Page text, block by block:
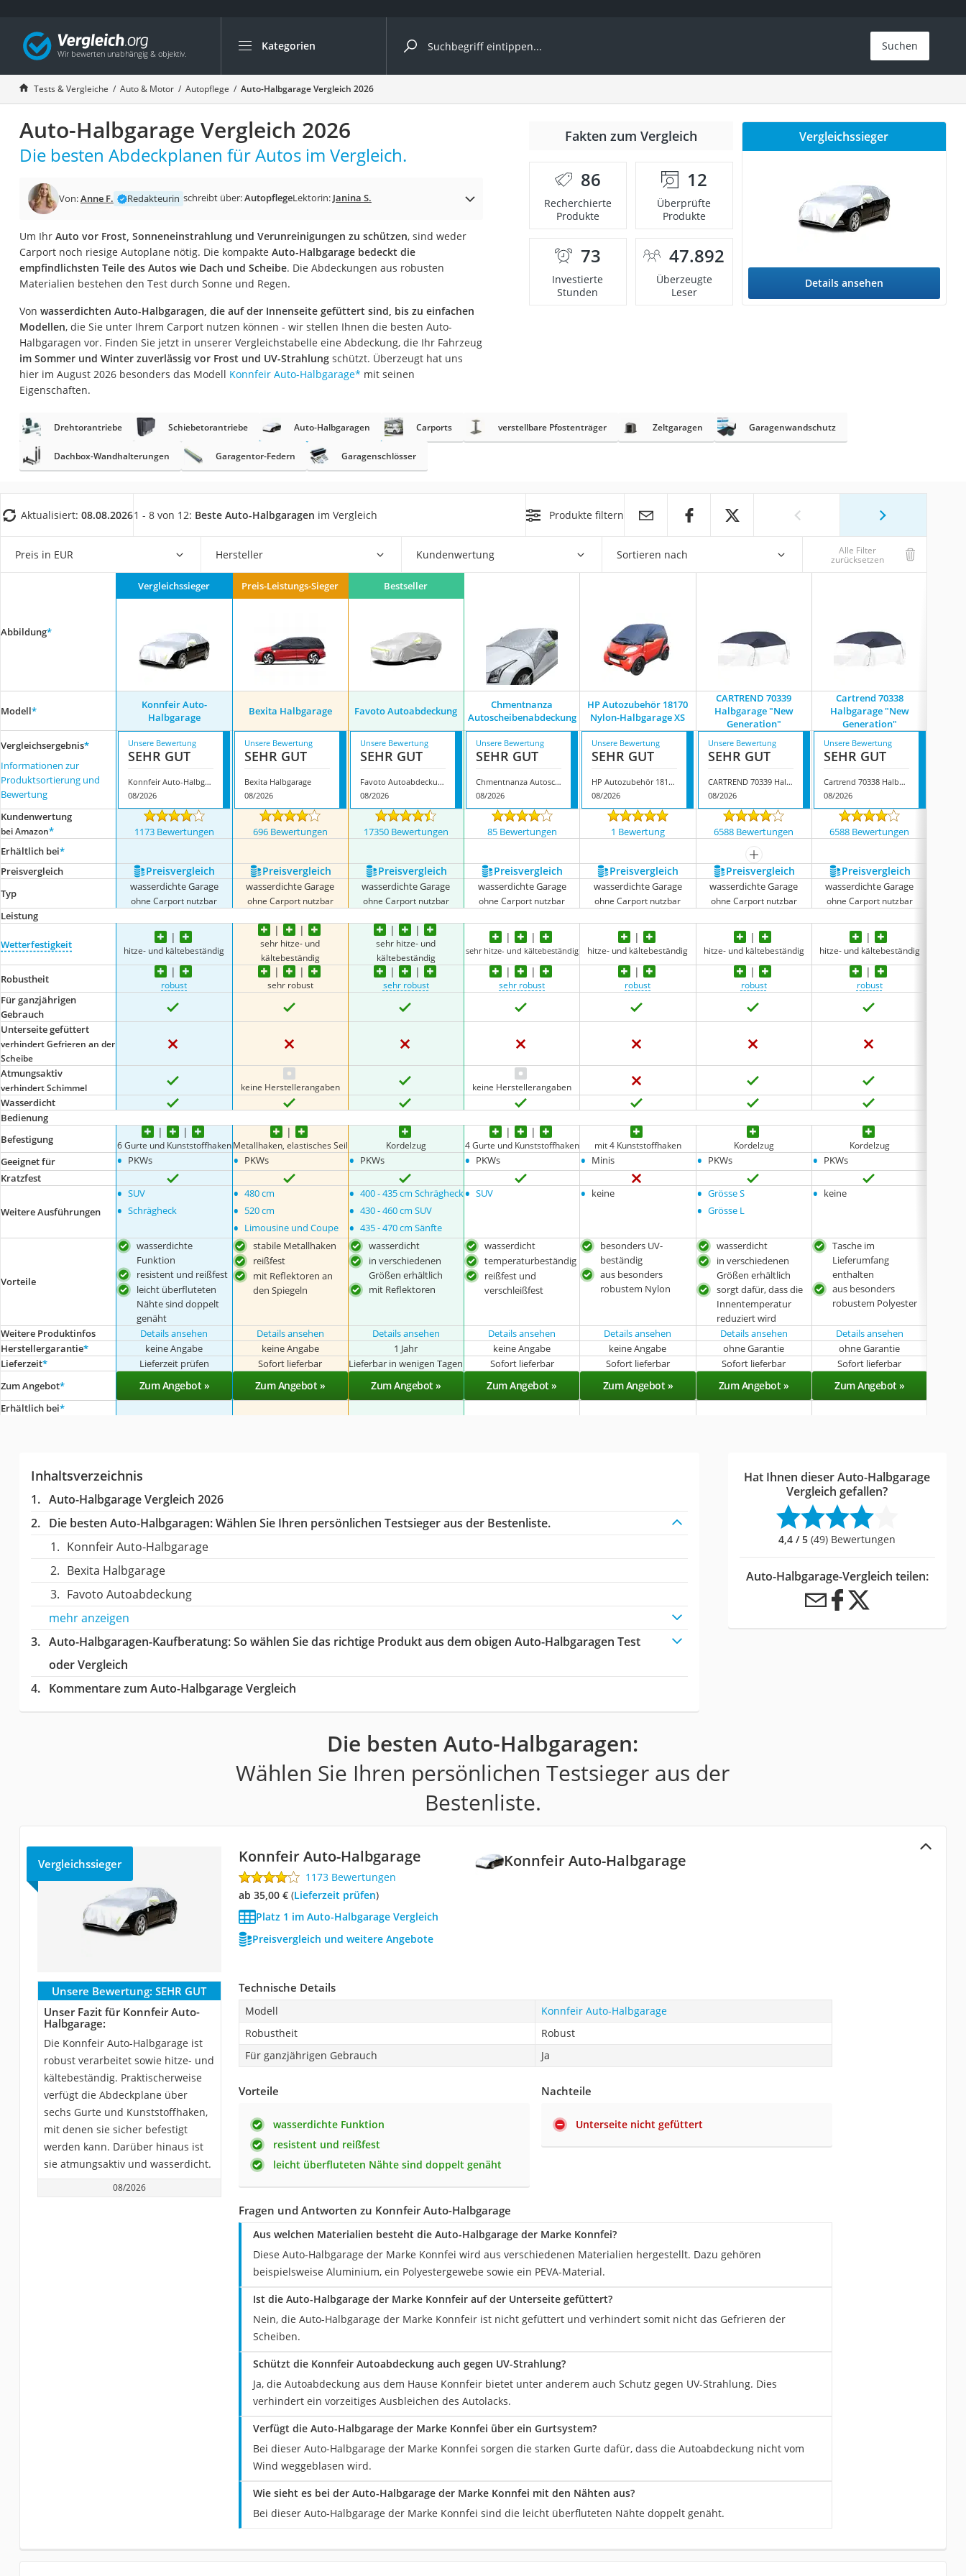
Kategorien
Die beliebtesten Vergleiche nach Kategorie
Auto & Motor
Fahrradträger-Anhängerkupplung (4 Fahrräder)
Fahrradträger
Fahrradträger (Anhängerkupplung)
Fahrradträger 3 Fahrräder
Benzinkanister (20 l)
Fahrradträger E-Bike
Benzinkanister
Marderschreck
Wagenheber 3t
AGM-Batterie Wohnmobil
Thule-Fahrradträger
FM-Transmitter
Autobatterie-Ladegerät
Starthilfe mit Kompressor
Alkoholtester
Diesel-Additiv
Service
Suchen
Tests & Vergleiche Auto & Motor Autopflege Auto-Halbgarage Vergleich 2026
Auto-Halbgarage Vergleich 2026
Die besten Abdeckplanen für Autos im Vergleich.
Von:Anne F. Redakteurin schreibt über:AutopflegeLektorin: Janina S.
Um Ihr Auto vor Frost, Sonneneinstrahlung und Verunreinigungen zu schützen, sind weder
Carport noch riesige Autoplane nötig. Die kompakte Auto-Halbgarage bedeckt die
empfindlichsten Teile des Autos wie Dach und Scheibe. Die Abdeckungen aus robusten
Materialien bestehen den Test durch Sonne und Regen.
Von wasserdichten Auto-Halbgaragen, die auf der Innenseite gefüttert sind, bis zu einfachen
Modellen, die Sie unter Ihrem Carport nutzen können - wir stellen Ihnen die besten Auto-
Halbgaragen vor. Finden Sie jetzt in unserer Vergleichstabelle eine Abdeckung, die Ihr Fahrzeug
im Sommer und Winter zuverlässig vor Frost und UV-Strahlungschützt. Überzeugt hat uns
hier im August 2026 besonders das Modell Konnfeir Auto-Halbgarage* mit seinen
Eigenschaften.
Fakten zum Vergleich
86
Recherchierte
Produkte
12
Überprüfte
Produkte
73
Investierte
Stunden
47.892
Überzeugte
Leser
Vergleichssieger
Details ansehen
Drehtorantriebe Schiebetorantriebe Auto-Halbgaragen Carports verstellbare Pfostenträger Zeltgaragen Garagenwandschutz
Dachbox-Wandhalterungen Garagentor-Federn Garagenschlösser
Aktualisiert: 08.08.20261 - 8 von 12: Beste Auto-Halbgaragen im Vergleich Produkte filtern
Preis in EUR Hersteller Kundenwertung Sortieren nach Alle Filter
zurücksetzen
Abbildung*
Vergleichssieger Preis-Leistungs-Sieger Bestseller
Modell*
Konnfeir Auto-
Halbgarage
Bexita Halbgarage Favoto Autoabdeckung
Chmentnanza
Autoscheibenabdeckung
HP Autozubehör 18170
Nylon-Halbgarage XS
CARTREND 70339
Halbgarage "New
Generation"
Cartrend 70338
Halbgarage "New
Generation"
Vergleichsergebnis*
Informationen zur
Produktsortierung und
Bewertung
Unsere Bewertung
SEHR GUT
Konnfeir Auto-Halbgarage
08/2026
Unsere Bewertung
SEHR GUT
Bexita Halbgarage
08/2026
Unsere Bewertung
SEHR GUT
Favoto Autoabdeckung
08/2026
Unsere Bewertung
SEHR GUT
Chmentnanza Autoscheibenabdeckung
08/2026
Unsere Bewertung
SEHR GUT
HP Autozubehör 18170 Nylon-Halbgarage XS
08/2026
Unsere Bewertung
SEHR GUT
CARTREND 70339 Halbgarage "New Generation"
08/2026
Unsere Bewertung
SEHR GUT
Cartrend 70338 Halbgarage "New Generation"
08/2026
Kundenwertung
bei Amazon* 1173 Bewertungen 696 Bewertungen 17350 Bewertungen 85 Bewertungen 1 Bewertung 6588 Bewertungen 6588 Bewertungen
Erhältlich bei*
mehr anzeigen
Preis­vergleich
Preis­vergleich Preis­vergleich Preis­vergleich Preis­vergleich Preis­vergleich Preis­vergleich Preis­vergleich
Typ
wasserdichte Garage
ohne Carport nutzbar
wasserdichte Garage
ohne Carport nutzbar
wasserdichte Garage
ohne Carport nutzbar
wasserdichte Garage
ohne Carport nutzbar
wasserdichte Garage
ohne Carport nutzbar
wasserdichte Garage
ohne Carport nutzbar
wasserdichte Garage
ohne Carport nutzbar
Leistung
Wetterfestigkeit hitze- und kältebeständig
sehr hitze- und
kältebeständig
sehr hitze- und
kältebeständig
sehr hitze- und kältebeständig hitze- und kältebeständig hitze- und kältebeständig hitze- und kältebeständig
Robustheit robust sehr robust sehr robust sehr robust robust robust robust
Für ganzjährigen
Gebrauch
Unterseite gefüttert
verhindert Gefrieren an der
Scheibe
Atmungsaktiv
verhindert Schimmel keine Herstellerangaben keine Herstellerangaben
Wasserdicht
Bedienung
Befestigung
6 Gurte und KunststoffhakenMetallhaken, elastisches Seil Kordelzug 4 Gurte und Kunststoffhaken mit 4 Kunststoffhaken Kordelzug Kordelzug
Geeignet für • PKWs • PKWs • PKWs • PKWs • Minis • PKWs • PKWs
Kratzfest
Weitere Ausführungen
• SUV
• Schrägheck
• 480 cm
• 520 cm
• Limousine und Coupe
• 400 - 435 cm Schrägheck
• 430 - 460 cm SUV
• 435 - 470 cm Sänfte
• SUV • keine • Grösse S
• Grösse L
• keine
Vorteile
wasserdichte
Funktion
resistent und reißfest
leicht überfluteten
Nähte sind doppelt
genäht
stabile Metallhaken
reißfest
mit Reflektoren an
den Spiegeln
wasserdicht
in verschiedenen
Größen erhältlich
mit Reflektoren
wasserdicht
temperaturbeständig
reißfest und
verschleißfest
besonders UV-
beständig
aus besonders
robustem Nylon
wasserdicht
in verschiedenen
Größen erhältlich
sorgt dafür, dass die
Innentemperatur
reduziert wird
Tasche im
Lieferumfang
enthalten
aus besonders
robustem Polyester
Weitere Produktinfos Details ansehen Details ansehen Details ansehen Details ansehen Details ansehen Details ansehen Details ansehen
Herstellergarantie* keine Angabe keine Angabe 1 Jahr keine Angabe keine Angabe ohne Garantie ohne Garantie
Lieferzeit* Lieferzeit prüfen Sofort lieferbar Lieferbar in wenigen Tagen Sofort lieferbar Sofort lieferbar Sofort lieferbar Sofort lieferbar
Zum Angebot* Zum Angebot » Zum Angebot » Zum Angebot » Zum Angebot » Zum Angebot » Zum Angebot » Zum Angebot »
Erhältlich bei*
Inhaltsverzeichnis
Auto-Halbgarage Vergleich 2026
Die besten Auto-Halbgaragen:Wählen Sie Ihren persönlichen Testsieger aus der Bestenliste.
Konnfeir Auto-Halbgarage
Bexita Halbgarage
Favoto Autoabdeckung
mehr anzeigen
Auto-Halbgaragen-Kaufberatung: So wählen Sie das richtige Produkt aus dem obigen Auto-Halbgaragen Test
oder Vergleich
Kommentare zum Auto-Halbgarage Vergleich
Hat Ihnen dieser Auto-Halbgarage
Vergleich gefallen?
4,4 / 5 (49) Bewertungen
Auto-Halbgarage-Vergleich teilen:
Die besten Auto-Halbgaragen:
Wählen Sie Ihren persönlichen Testsieger aus der
Bestenliste.
Konnfeir Auto-Halbgarage
Vergleichssieger Konnfeir Auto-Halbgarage
1173 Bewertungen
ab 35,00 €(Lieferzeit prüfen)
Platz 1 im Auto-Halbgarage Vergleich
Preisvergleich und weitere Angebote
Unsere Bewertung: SEHR GUT
Unser Fazit für Konnfeir Auto-
Halbgarage:
Die Konnfeir Auto-Halbgarage ist
robust verarbeitet sowie hitze- und
kältebeständig. Praktischerweise
verfügt die Abdeckplane über
sechs Gurte und Kunststoffhaken,
mit denen sie sicher befestigt
werden kann. Darüber hinaus ist
sie atmungsaktiv und wasserdicht.
08/2026
Technische Details
Modell
Konnfeir Auto-Halbgarage
Robustheit
Robust
Für ganzjährigen Gebrauch
Ja
Vorteile
wasserdichte Funktion
resistent und reißfest
leicht überfluteten Nähte sind doppelt genäht
Nachteile
Unterseite nicht gefüttert
Fragen und Antworten zu Konnfeir Auto-Halbgarage
Aus welchen Materialien besteht die Auto-Halbgarage der Marke Konnfei?
Diese Auto-Halbgarage der Marke Konnfei wird aus verschiedenen Materialien hergestellt. Dazu gehören
beispielsweise Aluminium, ein Polyestergewebe sowie ein PEVA-Material.
Ist die Auto-Halbgarage der Marke Konnfeir auf der Unterseite gefüttert?
Nein, die Auto-Halbgarage der Marke Konnfeir ist nicht gefüttert und verhindert somit nicht das Gefrieren der
Scheiben.
Schützt die Konnfeir Autoabdeckung auch gegen UV-Strahlung?
Ja, die Autoabdeckung aus dem Hause Konnfeir bietet unter anderem auch Schutz gegen UV-Strahlung. Dies
verhindert ein vorzeitiges Ausbleichen des Autolacks.
Verfügt die Auto-Halbgarage der Marke Konnfei über ein Gurtsystem?
Bei dieser Auto-Halbgarage der Marke Konnfei sorgen die starken Gurte dafür, dass die Autoabdeckung nicht vom
Wind weggeblasen wird.
Wie sieht es bei der Auto-Halbgarage der Marke Konnfei mit den Nähten aus?
Bei dieser Auto-Halbgarage der Marke Konnfei sind die leicht überfluteten Nähte doppelt genäht.